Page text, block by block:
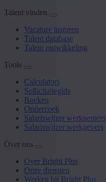
Talent vinden
Vacature insturen
Talent database
Talent ontwikkeling
Tools
Calculators
Sollicitatiegids
Boeken
Onderzoek
Salariswijzer werknemers
Salariswijzer werkgevers
Over ons
Over Bright Plus
Onze diensten
Werken bij Bright Plus